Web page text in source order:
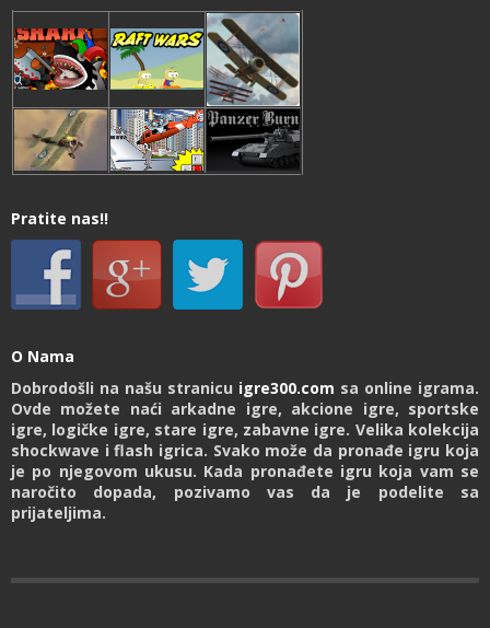
Pratite nas!!
O Nama
Dobrodošli na našu stranicu igre300.com sa online igrama.
Ovde možete naći arkadne igre, akcione igre, sportske
igre, logičke igre, stare igre, zabavne igre. Velika kolekcija
shockwave i flash igrica. Svako može da pronađe igru koja
je po njegovom ukusu. Kada pronađete igru koja vam se
naročito dopada, pozivamo vas da je podelite sa
prijateljima.